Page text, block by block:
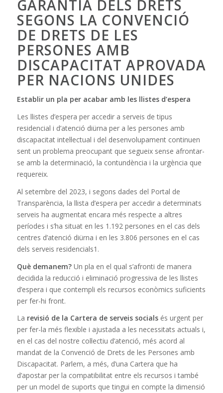
GARANTIA DELS DRETS
SEGONS LA CONVENCIÓ
DE DRETS DE LES
PERSONES AMB
DISCAPACITAT APROVADA
PER NACIONS UNIDES
Establir un pla per acabar amb les llistes d’espera
Les llistes d’espera per accedir a serveis de tipus
residencial i d’atenció diürna per a les persones amb
discapacitat intel·lectual i del desenvolupament continuen
sent un problema preocupant que segueix sense afrontar-
se amb la determinació, la contundència i la urgència que
requereix.
Al setembre del 2023, i segons dades del Portal de
Transparència, la llista d’espera per accedir a determinats
serveis ha augmentat encara més respecte a altres
períodes i s’ha situat en les 1.192 persones en el cas dels
centres d’atenció diürna i en les 3.806 persones en el cas
dels serveis residencials1.
Què demanem? Un pla en el qual s’afronti de manera
decidida la reducció i eliminació progressiva de les llistes
d’espera i que contempli els recursos econòmics suficients
per fer-hi front.
La revisió de la Cartera de serveis socialsés urgent per
per fer-la més flexible i ajustada a les necessitats actuals i,
en el cas del nostre col·lectiu d’atenció, més acord al
mandat de la Convenció de Drets de les Persones amb
Discapacitat. Parlem, a més, d’una Cartera que ha
d’apostar per la compatibilitat entre els recursos i també
per un model de suports que tingui en compte la dimensió